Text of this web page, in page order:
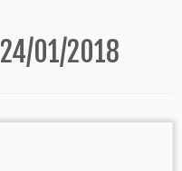
24/01/2018